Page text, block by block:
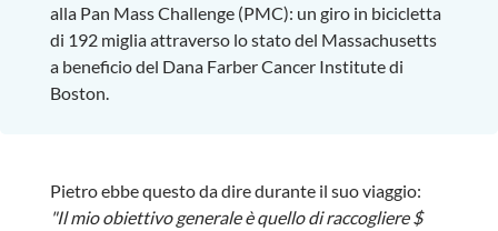
alla Pan Mass Challenge (PMC): un giro in bicicletta
di 192 miglia attraverso lo stato del Massachusetts
a beneficio del Dana Farber Cancer Institute di
Boston.
Pietro ebbe questo da dire durante il suo viaggio:
"Il mio obiettivo generale è quello di raccogliere $